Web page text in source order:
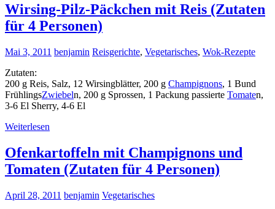
Wirsing-Pilz-Päckchen mit Reis (Zutaten
für 4 Personen)
Mai 3, 2011 benjamin Reisgerichte, Vegetarisches, Wok-Rezepte
Zutaten:
200 g Reis, Salz, 12 Wirsingblätter, 200 g Champignons, 1 Bund
FrühlingsZwiebeln, 200 g Sprossen, 1 Packung passierte Tomaten,
3-6 El Sherry, 4-6 El
Weiterlesen
Ofenkartoffeln mit Champignons und
Tomaten (Zutaten für 4 Personen)
April 28, 2011 benjamin Vegetarisches